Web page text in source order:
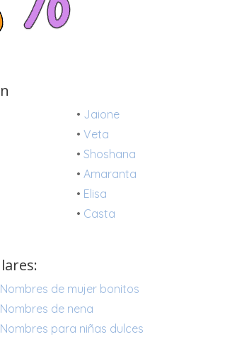
• Jaione
• Veta
• Shoshana
• Amaranta
• Elisa
• Casta
Nombres de mujer bonitos
Nombres de nena
Nombres para niñas dulces